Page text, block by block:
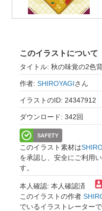
このイラストについて
タイトル: 秋の味覚の2色
作者: SHIROYAGIさん
イラストのID: 24347912
ダウンロード: 342回
SAFETY
このイラスト素材は
を承認し、安全にご利用
す。
本人確認: 本人確認済
このイラストの作者
でいるイラストレーターで